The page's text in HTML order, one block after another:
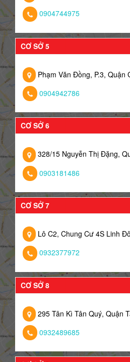
0904744975
CƠ SỞ 5
Phạm Văn Đồng, P.3, Quận
0904942786
CƠ SỞ 6
328/15 Nguyễn Thị Đặng,
0903181486
CƠ SỞ 7
Lô C2, Chung Cư 4S Linh
0932377972
CƠ SỞ 8
295 Tân Kì Tân Quý, Quận
0932489685